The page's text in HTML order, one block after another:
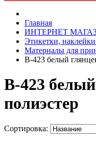
Главная
ИНТЕРНЕТ
Этикетки,
Материалы для
B-423 белый
B-423
полиэстер
Сортировка: